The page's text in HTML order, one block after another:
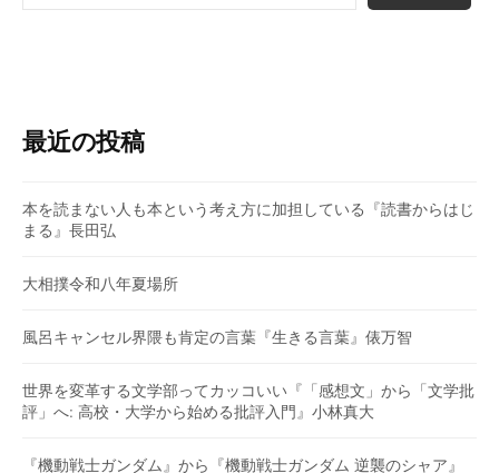
最近の投稿
本を読まない人も本という考え方に加担している『読書からはじ
まる』長田弘
大相撲令和八年夏場所
風呂キャンセル界隈も肯定の言葉『生きる言葉』俵万智
世界を変革する文学部ってカッコいい『「感想文」から「文学批
評」へ: 高校・大学から始める批評入門』小林真大
『機動戦士ガンダム』から『機動戦士ガンダム 逆襲のシャア』